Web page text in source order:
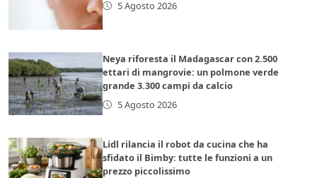
5 Agosto 2026
Neya riforesta il Madagascar con 2.500
ettari di mangrovie: un polmone verde
grande 3.300 campi da calcio
5 Agosto 2026
Lidl rilancia il robot da cucina che ha
sfidato il Bimby: tutte le funzioni a un
prezzo piccolissimo